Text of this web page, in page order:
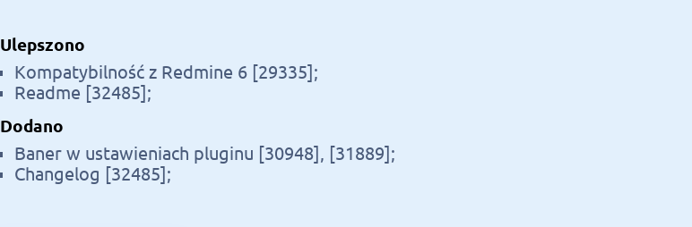
Ulepszono
Kompatybilność z Redmine 6 [29335];
Readme [32485];
Dodano
Baner w ustawieniach pluginu [30948], [31889];
Changelog [32485];